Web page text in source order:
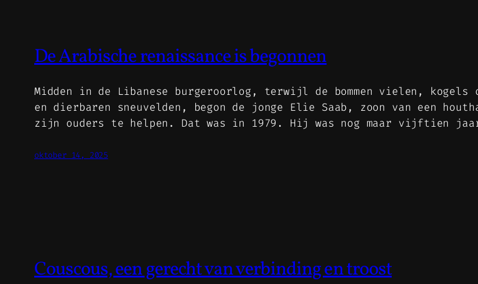
De Arabische renaissance is begonnen
Midden in de Libanese burgeroorlog, terwijl de bommen vielen, kogels
en dierbaren sneuvelden, begon de jonge Elie Saab, zoon van een
zijn ouders te helpen. Dat was in 1979. Hij was nog maar vijftien
oktober 14, 2025
Couscous, een gerecht van verbinding en troost